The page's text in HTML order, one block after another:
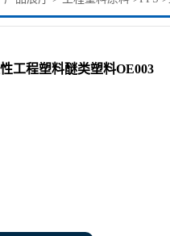
工程塑料醚类塑料OE003